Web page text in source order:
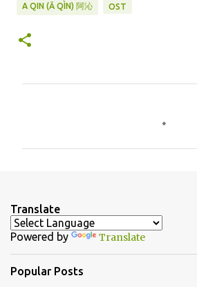
A QIN (Ā QÌN) 阿沁 OST
t
s
Translate
Powered by Translate
Popular Posts